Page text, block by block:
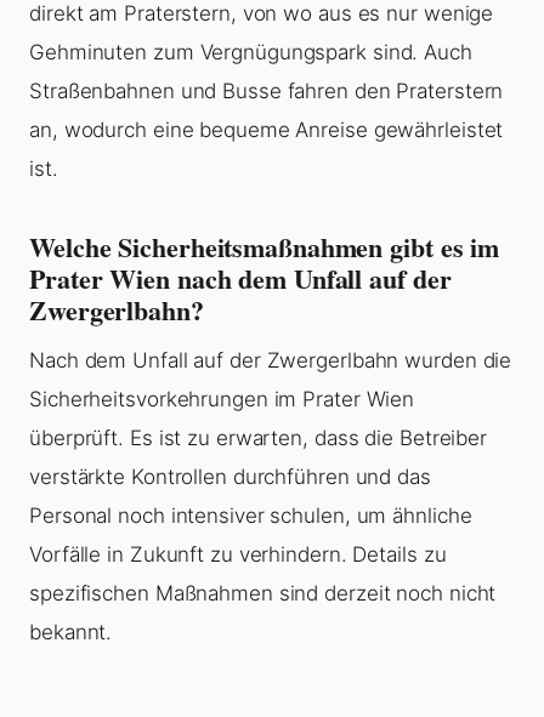
direkt am Praterstern, von wo aus es nur wenige
Gehminuten zum Vergnügungspark sind. Auch
Straßenbahnen und Busse fahren den Praterstern
an, wodurch eine bequeme Anreise gewährleistet
ist.
Welche Sicherheitsmaßnahmen gibt es im
Prater Wien nach dem Unfall auf der
Zwergerlbahn?
Nach dem Unfall auf der Zwergerlbahn wurden die
Sicherheitsvorkehrungen im Prater Wien
überprüft. Es ist zu erwarten, dass die Betreiber
verstärkte Kontrollen durchführen und das
Personal noch intensiver schulen, um ähnliche
Vorfälle in Zukunft zu verhindern. Details zu
spezifischen Maßnahmen sind derzeit noch nicht
bekannt.